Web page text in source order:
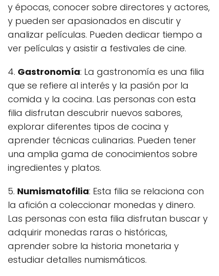
y épocas, conocer sobre directores y actores,
y pueden ser apasionados en discutir y
analizar películas. Pueden dedicar tiempo a
ver películas y asistir a festivales de cine.
4. Gastronomía: La gastronomía es una filia
que se refiere al interés y la pasión por la
comida y la cocina. Las personas con esta
filia disfrutan descubrir nuevos sabores,
explorar diferentes tipos de cocina y
aprender técnicas culinarias. Pueden tener
una amplia gama de conocimientos sobre
ingredientes y platos.
5. Numismatofilia: Esta filia se relaciona con
la afición a coleccionar monedas y dinero.
Las personas con esta filia disfrutan buscar y
adquirir monedas raras o históricas,
aprender sobre la historia monetaria y
estudiar detalles numismáticos.